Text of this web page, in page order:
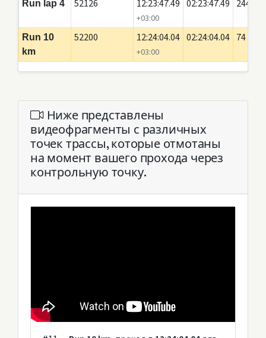
Run lap 4 52126 12:23:47.49
+03:00
02:23:47.49 2442
Run 10
km
52200 12:24:04.04
+03:00
02:24:04.04 74
Ниже представлены
видеофрагменты с различных
точек трассы, которые отмотаны
на момент вашего прохода через
контрольную точку.